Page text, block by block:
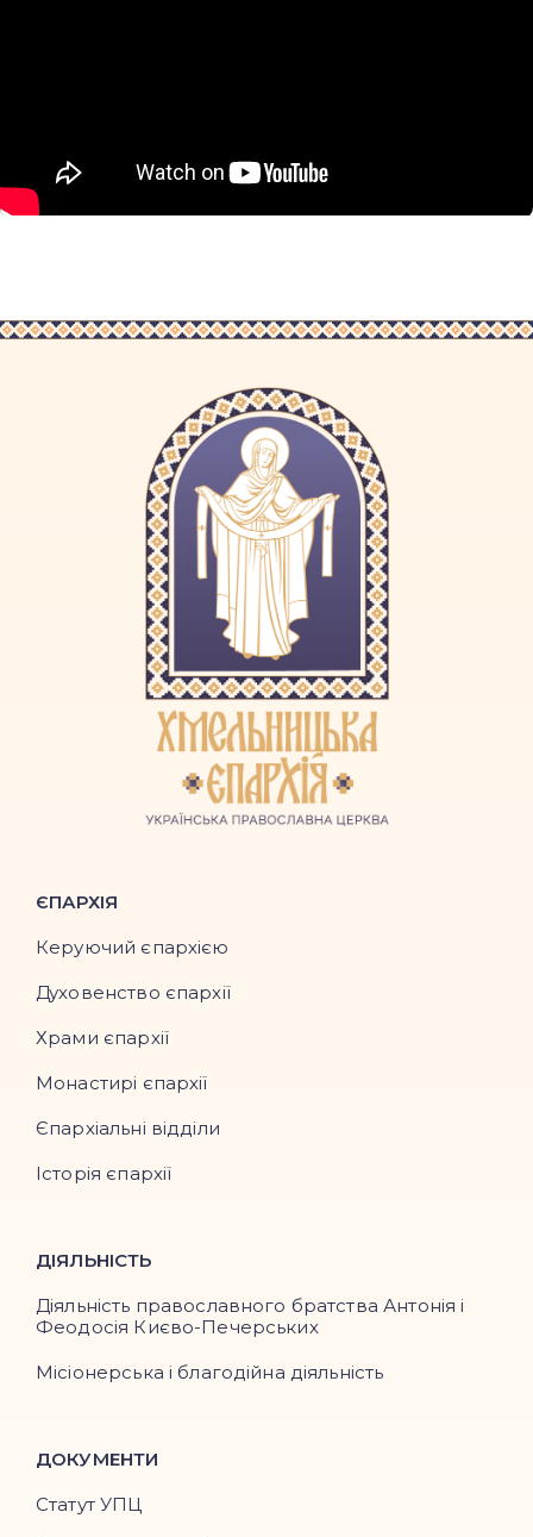
ЄПАРХІЯ
Керуючий єпархією
Духовенство єпархії
Храми єпархії
Монастирі єпархії
Єпархіальні відділи
Історія єпархії
ДІЯЛЬНІСТЬ
Діяльність православного братства Антонія і
Феодосія Києво-Печерських
Місіонерська і благодійна діяльність
ДОКУМЕНТИ
Статут УПЦ